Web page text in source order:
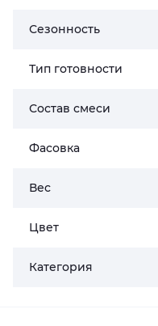
Сезонность
Тип готовности
Состав смеси
Фасовка
Вес
Цвет
Категория